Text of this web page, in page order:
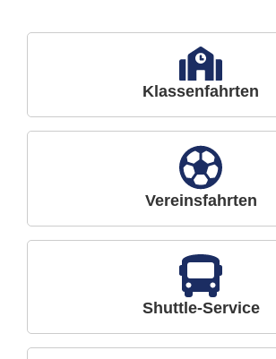
Klassenfahrten
Vereinsfahrten
Shuttle-Service